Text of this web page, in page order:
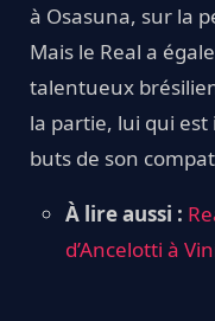
à Osasuna, sur la
Mais le Real a
talentueux
la partie, lui qui
buts de son
À lire aussi :
d’Ancelotti à